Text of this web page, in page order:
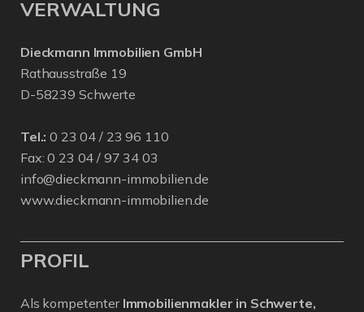
VERWALTUNG
Dieckmann Immobilien GmbH
Rathausstraße 19
D-58239 Schwerte
Tel.: 0 23 04 / 23 96 110
Fax: 0 23 04 / 97 34 03
info@dieckmann-immobilien.de
www.dieckmann-immobilien.de
PROFIL
Als kompetenter Immobilienmakler in Schwerte,